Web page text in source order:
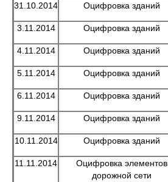
31.10.2014 Оцифровка зданий
3.11.2014 Оцифровка зданий
4.11.2014 Оцифровка зданий
5.11.2014 Оцифровка зданий
6.11.2014 Оцифровка зданий
9.11.2014 Оцифровка зданий
10.11.2014 Оцифровка зданий
11.11.2014
Оцифровка элементов
дорожной сети